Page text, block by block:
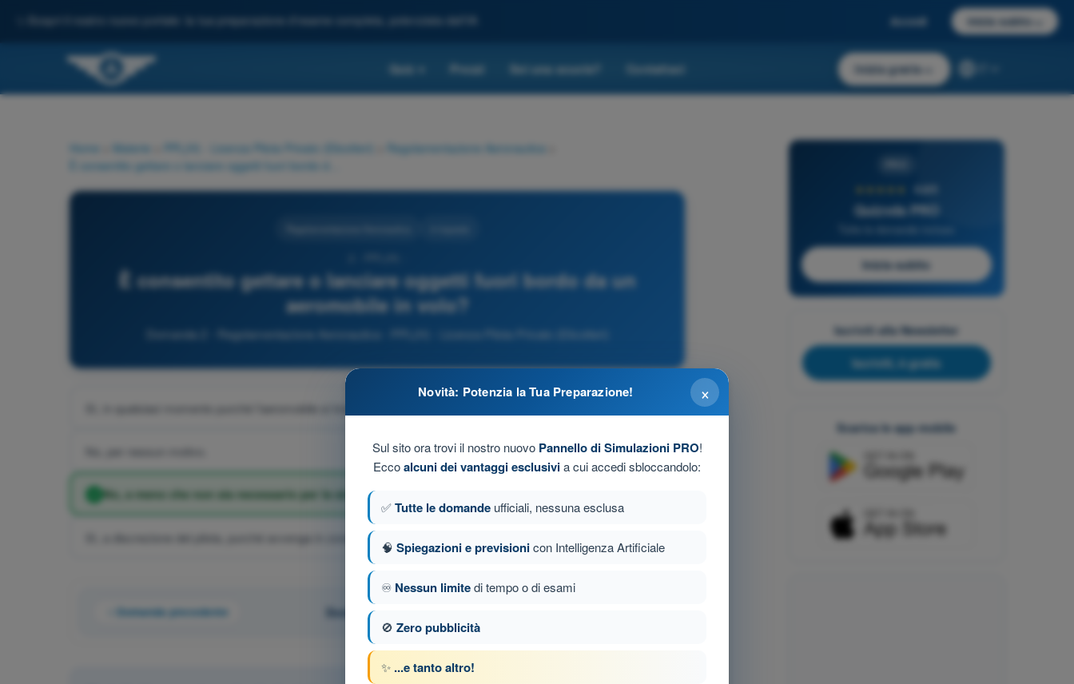
Scopri il nostro nuovo portale: la tua preparazione d'esame completa, potenziata dall'IA Accedi Inizia subito
Quiz Prezzi Sei una scuola? Contattaci Inizia gratis
Home Materie PPL(H) - Licenza Pilota Privato (Elicotteri) Regolamentazione Aeronautica
È consentito gettare o lanciare oggetti fuori bordo da un
aeromobile in volo?
Domanda 2 - Regolamentazione Aeronautica - PPL(H) - Licenza Pilota Privato (Elicotteri)
Sì, in qualsiasi momento purché l'aeromobile si trovi al di sopra dei 3000 piedi.
No, a meno che non sia necessario per la sicurezza o autorizzato per compiti specifici.
Sì, a discrezione del pilota, purché avvenga in zone deserte o in mare.
Domanda precedente Domanda 2 di 192
4,6/5
Quizvds PRO
Inizia subito
Iscriviti alla Newsletter
Iscriviti, è gratis
Scarica le app mobile
×
Novità: Potenzia la Tua Preparazione!
Sul sito ora trovi il nostro nuovo Pannello di Simulazioni PRO!
Eccoalcuni dei vantaggi esclusivia cui accedi sbloccandolo:
✅Tutte le domande ufficiali, nessuna esclusa
🧠 Spiegazioni e previsionicon Intelligenza Artificiale
♾️ Nessun limitedi tempo o di esami
🚫 Zero pubblicità
✨ ...e tanto altro!